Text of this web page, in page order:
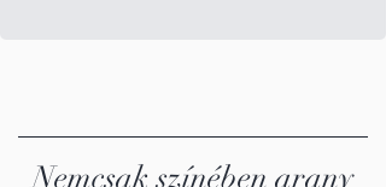
Nemcsak színében arany